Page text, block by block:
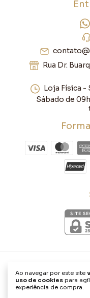
Ao navegar por este site
uso de cookies para
experiência de compra.
Rua Dr.
Loja Física -
Sábado de
©2026. Arte Móveis